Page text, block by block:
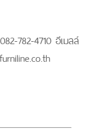
782-4710 อีเมลล์